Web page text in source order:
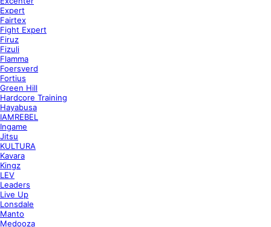
Expert
Fairtex
Fight Expert
Firuz
Fizuli
Flamma
Foersverd
Fortius
Green Hill
Hardcore Training
Hayabusa
IAMREBEL
Ingame
Jitsu
KULTURA
Kavara
Kingz
LEV
Leaders
Live Up
Lonsdale
Manto
Medooza